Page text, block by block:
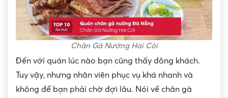
Chân Gà Nướng Hai Còi
Đến với quán lúc nào bạn cũng thấy đông khách.
Tuy vậy, nhưng nhân viên phục vụ khá nhanh và
không để bạn phải chờ đợi lâu. Nói về chân gà